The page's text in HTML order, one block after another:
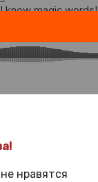
нравятся